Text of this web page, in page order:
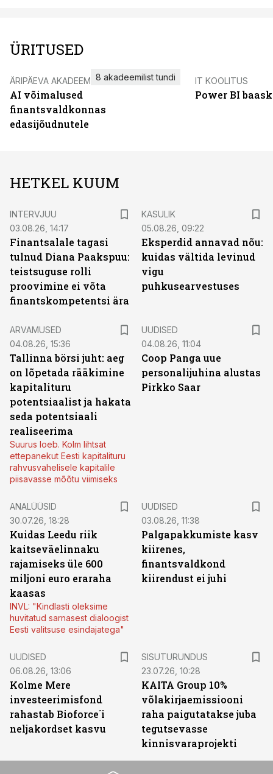
ÜRITUSED
ÄRIPÄEVA AKADEEMIA
AI võimalused
finantsvaldkonnas
edasijõudnutele
8 akadeemilist tundi IT KOOLITUS
Power BI
HETKEL KUUM
INTERVJUU
03.08.26, 14:17
Finantsalale tagasi
tulnud Diana Paakspuu:
teistsuguse rolli
proovimine ei võta
finantskompetentsi ära
KASULIK
05.08.26, 09:22
Eksperdid annavad nõu:
kuidas vältida levinud
vigu
puhkusearvestuses
ARVAMUSED
04.08.26, 15:36
Tallinna börsi juht: aeg
on lõpetada rääkimine
kapitalituru
potentsiaalist ja hakata
seda potentsiaali
realiseerima
Suurus loeb. Kolm lihtsat
ettepanekut Eesti kapitalituru
rahvusvahelisele kapitalile
piisavasse mõõtu viimiseks
UUDISED
04.08.26, 11:04
Coop Panga uue
personalijuhina alustas
Pirkko Saar
ANALÜÜSID
30.07.26, 18:28
Kuidas Leedu riik
kaitseväelinnaku
rajamiseks üle 600
miljoni euro eraraha
kaasas
INVL: "Kindlasti oleksime
huvitatud sarnasest dialoogist
Eesti valitsuse esindajatega"
UUDISED
03.08.26, 11:38
Palgapakkumiste kasv
kiirenes,
finantsvaldkond
kiirendust ei juhi
UUDISED
06.08.26, 13:06
Kolme Mere
investeerimisfond
rahastab Bioforce´i
neljakordset kasvu
SISUTURUNDUS
23.07.26, 10:28
KAITA Group 10%
võlakirjaemissiooni
raha paigutatakse juba
tegutsevasse
kinnisvaraprojekti